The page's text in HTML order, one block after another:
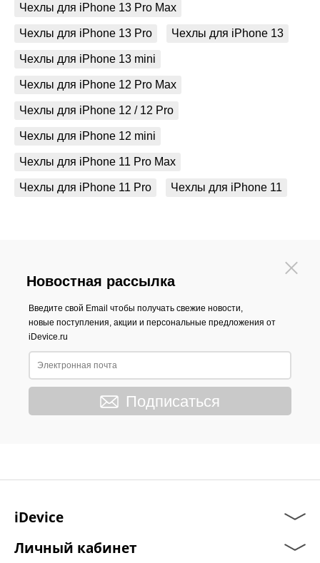
Чехлы для iPhone 13 Pro Max
Чехлы для iPhone 13 Pro Чехлы для iPhone 13
Чехлы для iPhone 13 mini
Чехлы для iPhone 12 Pro Max
Чехлы для iPhone 12 / 12 Pro
Чехлы для iPhone 12 mini
Чехлы для iPhone 11 Pro Max
Чехлы для iPhone 11 Pro Чехлы для iPhone 11
Новостная рассылка
Введите свой Email чтобы получать свежие новости,
новые поступления, акции и персональные предложения от
iDevice.ru
Подписаться
iDevice
Личный кабинет